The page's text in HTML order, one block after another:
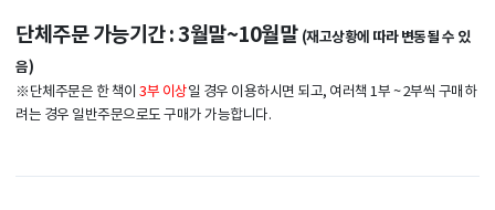
단체주문 가능기간 : 3월말~10월말 (재고상황에 따라 변동될 수 있
음)
※단체주문은 한 책이3부 이상일 경우 이용하시면 되고, 여러책 1부 ~ 2부씩 구매하
려는 경우 일반주문으로도 구매가 가능합니다.